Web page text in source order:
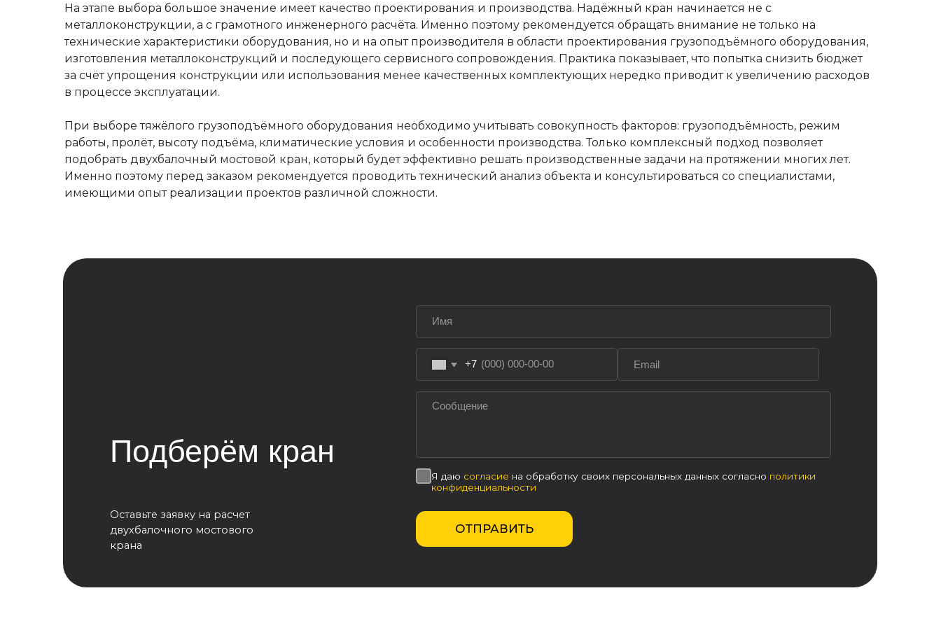
На этапе выбора большое значение имеет качество проектирования и производства. Надёжный кран начинается не с
металлоконструкции, а с грамотного инженерного расчёта. Именно поэтому рекомендуется обращать внимание не только на
технические характеристики оборудования, но и на опыт производителя в области проектирования грузоподъёмного оборудования,
изготовления металлоконструкций и последующего сервисного сопровождения. Практика показывает, что попытка снизить бюджет
за счёт упрощения конструкции или использования менее качественных комплектующих нередко приводит к увеличению расходов
в процессе эксплуатации.
При выборе тяжёлого грузоподъёмного оборудования необходимо учитывать совокупность факторов: грузоподъёмность, режим
работы, пролёт, высоту подъёма, климатические условия и особенности производства. Только комплексный подход позволяет
подобрать двухбалочный мостовой кран, который будет эффективно решать производственные задачи на протяжении многих лет.
Именно поэтому перед заказом рекомендуется проводить технический анализ объекта и консультироваться со специалистами,
имеющими опыт реализации проектов различной сложности.
ОТПРАВИТЬ
Вопросы и ответы о мостовом
двухбалочном кране 16 тонн